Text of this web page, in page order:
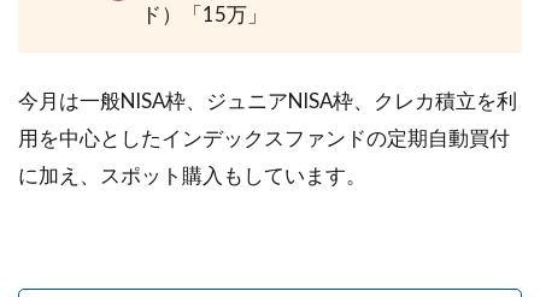
ド）「15万」
今月は一般NISA枠、ジュニアNISA枠、クレカ積立を利
用を中心としたインデックスファンドの定期自動買付
に加え、スポット購入もしています。